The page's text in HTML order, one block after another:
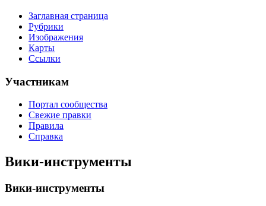
Заглавная страница
Рубрики
Изображения
Карты
Ссылки
Участникам
Портал сообщества
Свежие правки
Правила
Справка
Вики-инструменты
Вики-инструменты